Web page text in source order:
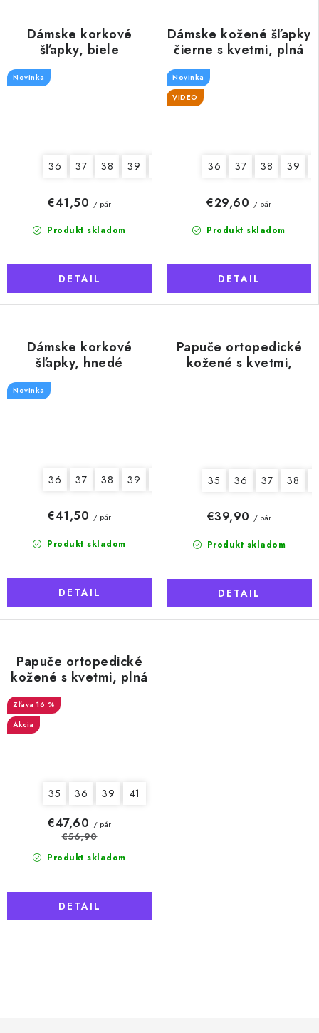
Dámske korkové
šľapky, biele
Novinka
36 37 38 39
Produkt skladom
€41,50 / pár
DETAIL
Dámske kožené šľapky
čierne s kvetmi, plná
Novinka
VIDEO
36 37 38 39
Produkt skladom
€29,60 / pár
DETAIL
Dámske korkové
šľapky, hnedé
Novinka
36 37 38 39
Produkt skladom
€41,50 / pár
DETAIL
Papuče ortopedické
kožené s kvetmi,
35 36 37 38
Produkt skladom
€39,90 / pár
DETAIL
Papuče ortopedické
kožené s kvetmi, plná
špička, dámske
16 %
Akcia
35 36 39 41
Produkt skladom
€47,60 / pár
€56,90
DETAIL